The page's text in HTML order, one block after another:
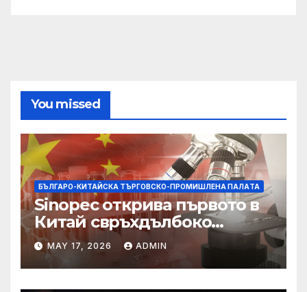
You missed
БЪЛГАРО-КИТАЙСКА ТЪРГОВСКО-ПРОМИШЛЕНА ПАЛAТА
Sinopec открива първото в
Китай свръхдълбоко
находище на шистов газ в
Съчуанския басейн
MAY 17, 2026 ADMIN